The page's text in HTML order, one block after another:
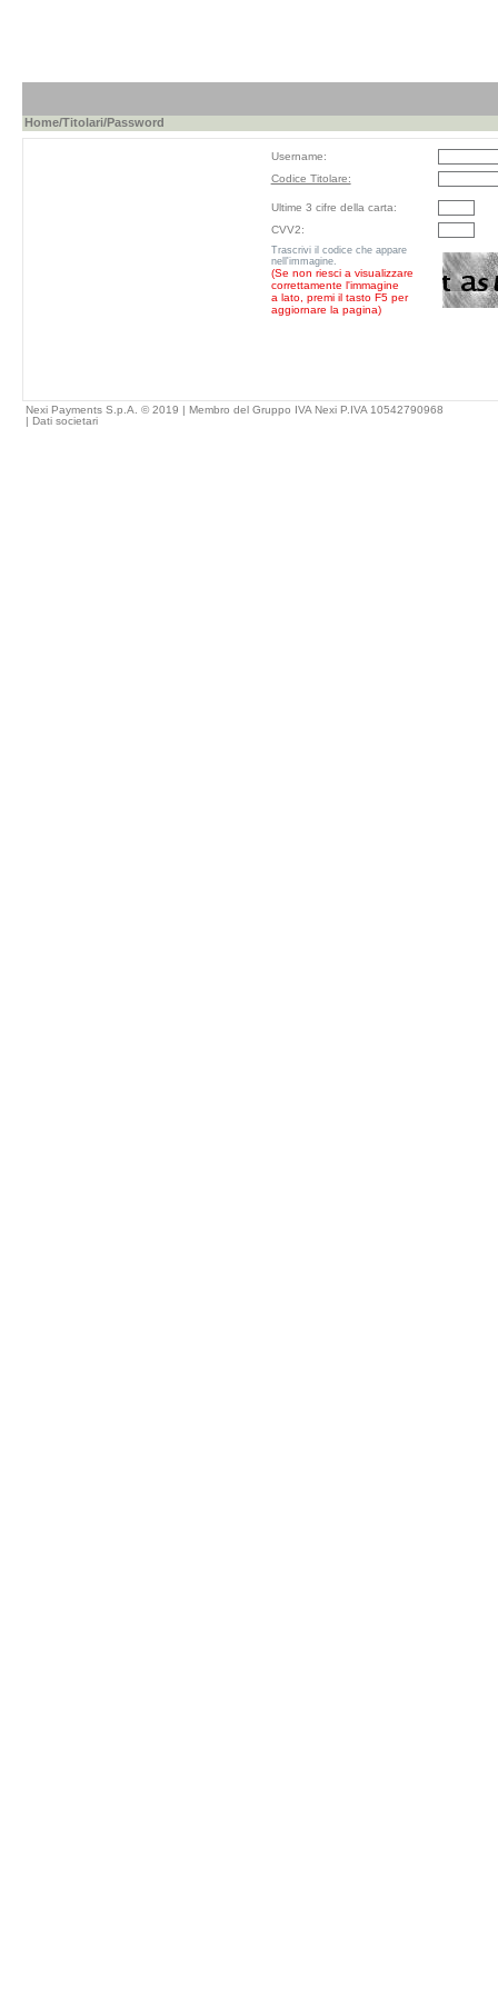
Home/Titolari/Password
Username:
Codice Titolare:
Ultime 3 cifre della carta:
CVV2:
Trascrivi il codice che appare
nell'immagine.
(Se non riesci a visualizzare
correttamente l'immagine
a lato, premi il tasto F5 per
aggiornare la pagina)
Nexi Payments S.p.A. © 2019 | Membro del Gruppo IVA Nexi P.IVA 10542790968
| Dati societari